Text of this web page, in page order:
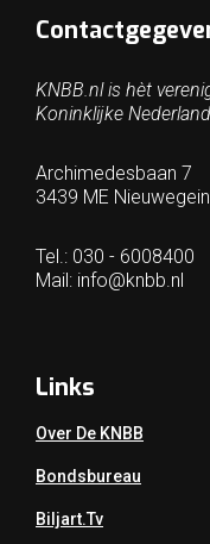
KNBB.nl is hèt
Koninklijke
Archimedesbaan 7
3439 ME Nieuwegein
Tel.: 030 - 6008400
Mail: info@knbb.nl
Links
Over De KNBB
Bondsbureau
Biljart.tv